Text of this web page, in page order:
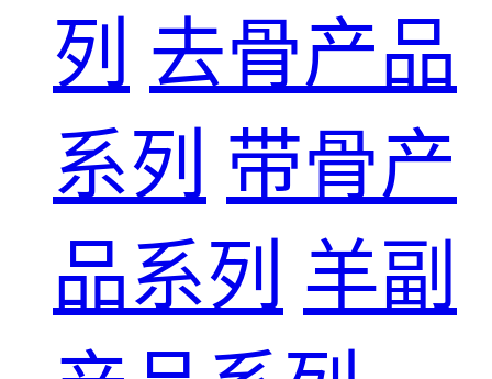
列 去骨产品
系列 带骨产
品系列 羊副